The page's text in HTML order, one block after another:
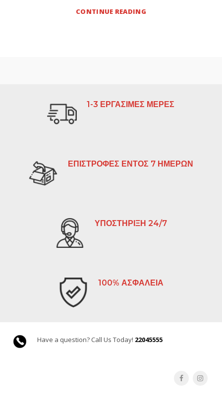
CONTINUE READING
1-3 ΕΡΓΑΣΙΜΕΣ ΜΕΡΕΣ
ΕΠΙΣΤΡΟΦΕΣ ΕΝΤΟΣ 7 ΗΜΕΡΩΝ
ΥΠΟΣΤΗΡΙΞΗ 24/7
100% ΑΣΦΑΛΕΙΑ
Have a question? Call Us Today! 22045555